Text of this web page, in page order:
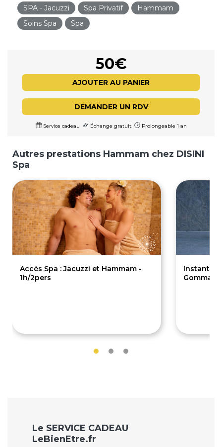
SPA - Jacuzzi Spa Privatif
Hammam
Soins Spa
Spa
50€
AJOUTER AU PANIER
DEMANDER UN RDV
Service cadeau Échange gratuit Prolongeable 1 an
Autres prestations Hammam chez DISINI
Spa
Accès Spa : Jacuzzi et Hammam -
1h/2pers
Instant
Le SERVICE CADEAU
LeBienEtre.fr